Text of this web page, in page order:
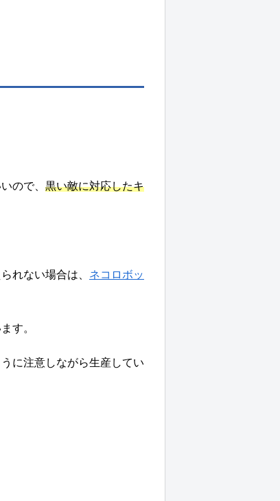
ので、 黒い敵に対応したキ
れない場合は、 ネコロボッ
す。
に注意しながら生産してい